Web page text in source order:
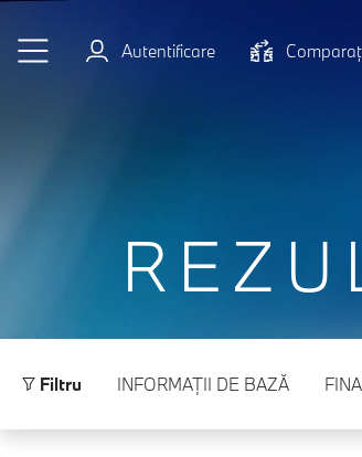
Autentificare
Filtru INFORMAŢII DE BAZĂ